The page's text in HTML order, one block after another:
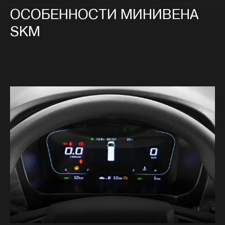
ОСОБЕННОСТИ МИНИВЕНА
SKM